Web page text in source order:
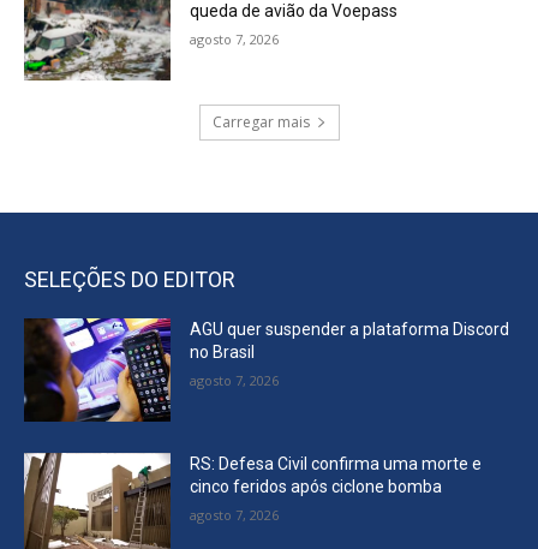
queda de avião da Voepass
agosto 7, 2026
Carregar mais
SELEÇÕES DO EDITOR
AGU quer suspender a plataforma Discord
no Brasil
agosto 7, 2026
RS: Defesa Civil confirma uma morte e
cinco feridos após ciclone bomba
agosto 7, 2026